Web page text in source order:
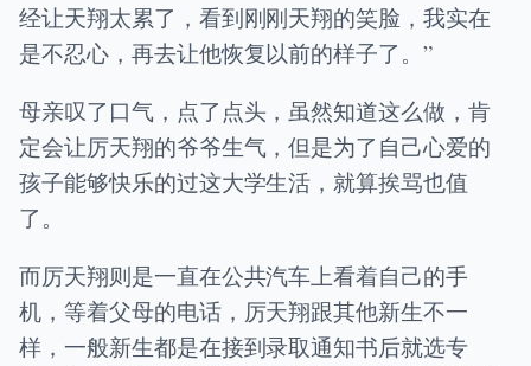
经让天翔太累了，看到刚刚天翔的笑脸，我实在
是不忍心，再去让他恢复以前的样子了。”
母亲叹了口气，点了点头，虽然知道这么做，肯
定会让厉天翔的爷爷生气，但是为了自己心爱的
孩子能够快乐的过这大学生活，就算挨骂也值
了。
而厉天翔则是一直在公共汽车上看着自己的手
机，等着父母的电话，厉天翔跟其他新生不一
样，一般新生都是在接到录取通知书后就选专